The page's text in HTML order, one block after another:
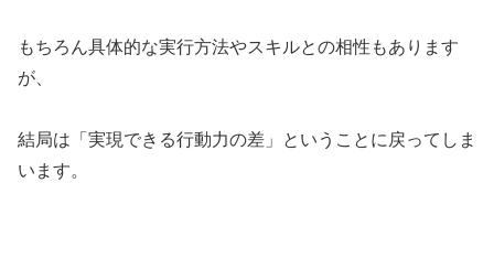
もちろん具体的な実行方法やスキルとの相性もあります
が、
結局は「実現できる行動力の差」ということに戻ってしま
います。